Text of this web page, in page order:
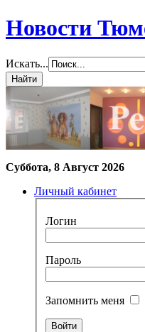
Новости
Искать...
Суббота, 8 Август 2026
Личный кабинет
Логин
Пароль
Запомнить меня